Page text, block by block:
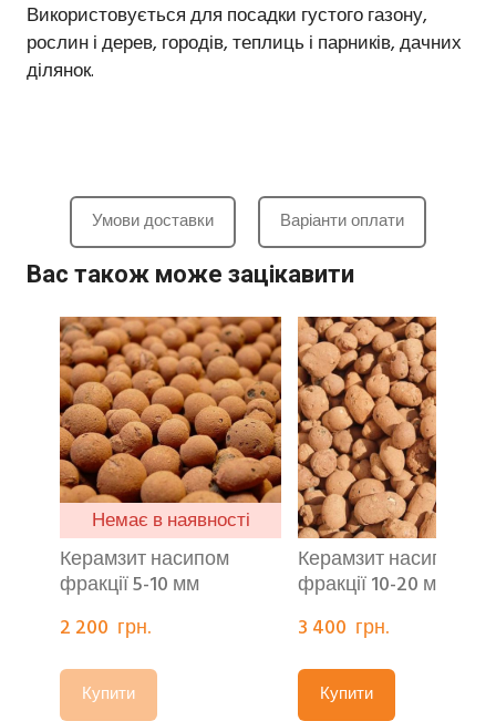
Використовується для посадки густого газону,
рослин і дерев, городів, теплиць і парників, дачних
ділянок.
Умови доставки Варіанти оплати
Вас також може зацікавити
Немає в наявності
Керамзит насипом
фракції 5-10 мм
2 200  грн.
Купити
Керамзит насипом
фракції 10-20 мм (м³)
3 400  грн.
Купити